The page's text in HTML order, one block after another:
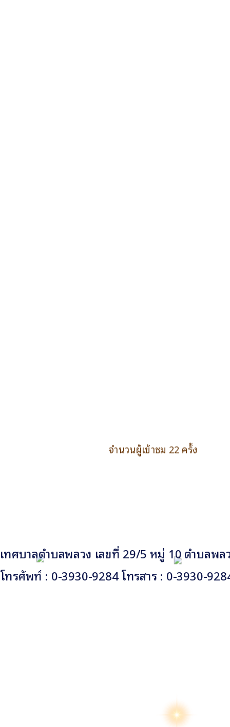
จำนวนผู้เข้าชม 22 ครั้ง
เทศบาลตำบลพลวง เลขที่ 29/5 หมู่ 10 ตำบลพ
โทรศัพท์ : 0-3930-9284 โทรสาร : 0-3930-